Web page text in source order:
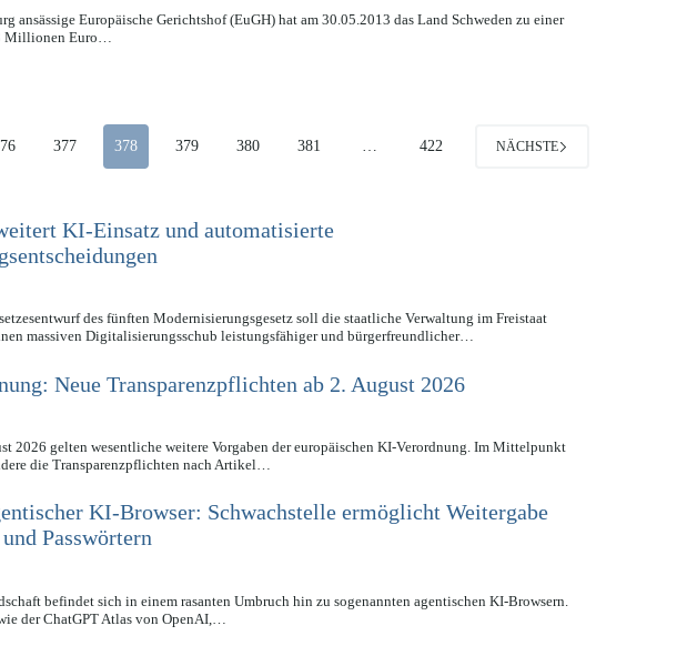
ansässige Europäische Gerichtshof (EuGH) hat am 30.05.2013 das Land Schweden zu einer
Millionen Euro…
377 378 379 380 381 … 422 NÄCHSTE
KI-Einsatz und automatisierte
des fünften Modernisierungsgesetz soll die staatliche Verwaltung im Freistaat
massiven Digitalisierungsschub leistungsfähiger und bürgerfreundlicher…
Neue Transparenzpflichten ab 2. August 2026
2026 gelten wesentliche weitere Vorgaben der europäischen KI-Verordnung. Im Mittelpunkt
die Transparenzpflichten nach Artikel…
KI-Browser: Schwachstelle ermöglicht Weitergabe
Passwörtern
befindet sich in einem rasanten Umbruch hin zu sogenannten agentischen KI-Browsern.
der ChatGPT Atlas von OpenAI,…